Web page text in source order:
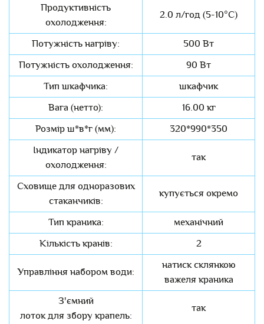
Продуктивність
охолодження:
2.0 л/год (5-10°C)
Потужність нагріву:
500 Вт
Потужність охолодження:
90 Вт
Тип шкафчика:
шкафчик
Вага (нетто):
16.00 кг
Розмір ш*в*г (мм):
320*990*350
Індикатор нагріву /
охолодження:
так
Сховище для одноразових
стаканчиків:
купується окремо
Тип краника:
механічний
Кількість кранів:
2
Управління набором води:
натиск склянкою
важеля краника
З'ємний
лоток для збору крапель:
так